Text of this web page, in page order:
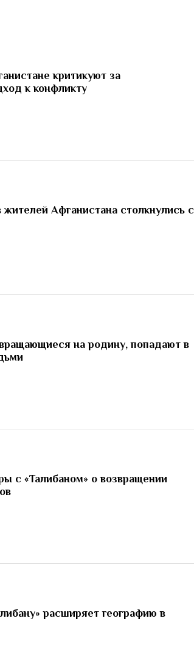
критикуют за
к конфликту
Афганистана столкнулись с
на родину, попадают в
с «Талибаном» о возвращении
расширяет географию в